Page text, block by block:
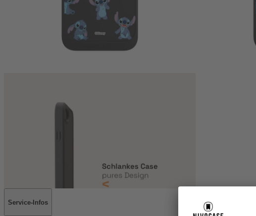
Service-Infos